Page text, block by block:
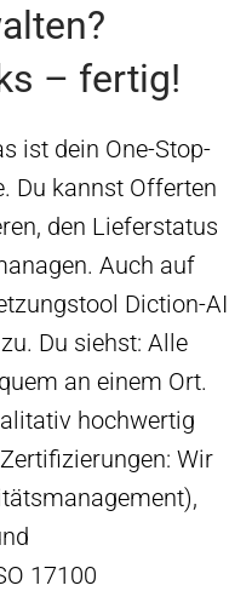
– fertig!
ist dein One-Stop-
Du kannst Offerten
den Lieferstatus
Auch auf
Diction-AI
Du siehst: Alle
an einem Ort.
hochwertig
Wir
17100